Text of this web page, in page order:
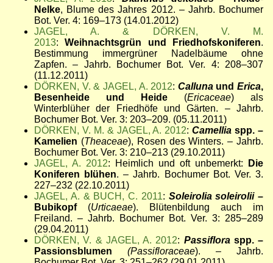
Nelke, Blume des Jahres 2012. – Jahrb. Bochumer
Bot. Ver. 4: 169–173 (14.01.2012)
JAGEL, A. & DÖRKEN, V. M.
2013:Weihnachtsgrün und Friedhofskoniferen.
Bestimmung immergrüner Nadelbäume ohne
Zapfen. – Jahrb. Bochumer Bot. Ver. 4: 208–307
(11.12.2011)
DÖRKEN, V. & JAGEL, A. 2012: Calluna und Erica,
Besenheide und Heide (Ericaceae) als
Winterblüher der Friedhöfe und Gärten. – Jahrb.
Bochumer Bot. Ver. 3: 203–209. (05.11.2011)
DÖRKEN, V. M. & JAGEL, A. 2012:Camelliaspp. –
Kamelien (Theaceae), Rosen des Winters. – Jahrb.
Bochumer Bot. Ver. 3: 210–213 (29.10.2011)
JAGEL, A. 2012: Heimlich und oft unbemerkt:
Die
Koniferen blühen. – Jahrb. Bochumer Bot. Ver. 3.
227–232 (22.10.2011)
JAGEL, A. & BUCH, C. 2011: Soleirolia soleirolii –
Bubikopf(Urticaeae). Blütenbildung auch im
Freiland. – Jahrb. Bochumer Bot. Ver. 3: 285–289
(29.04.2011)
DÖRKEN, V. & JAGEL, A. 2012: Passifloraspp. –
Passionsblumen
(Passifloraceae). – Jahrb.